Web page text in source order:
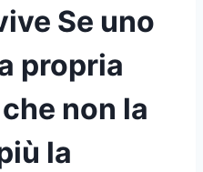
Se uno
propria
non la
la